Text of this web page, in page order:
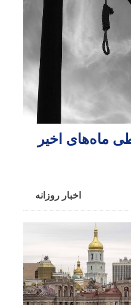
اخبار روزانه